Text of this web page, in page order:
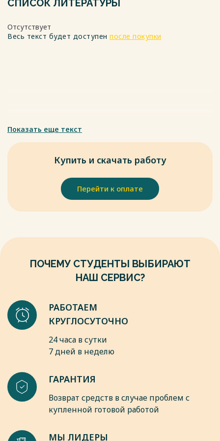
СПИСОК ЛИТЕРАТУРЫ
Отсутствует
Весь текст будет доступен после покупки
Показать еще текст
Купить и скачать работу
Перейти к оплате
ПОЧЕМУ СТУДЕНТЫ ВЫБИРАЮТ
НАШ СЕРВИС?
РАБОТАЕМ
КРУГЛОСУТОЧНО
24 часа в сутки
7 дней в неделю
ГАРАНТИЯ
Возврат средств в случае проблем с
купленной готовой работой
МЫ ЛИДЕРЫ